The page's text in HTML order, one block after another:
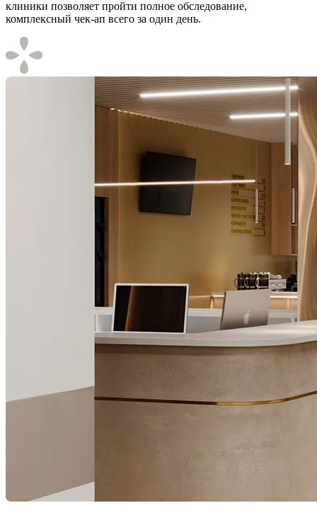
клиники позволяет пройти полное обследование,
комплексный чек-ап всего за один день.